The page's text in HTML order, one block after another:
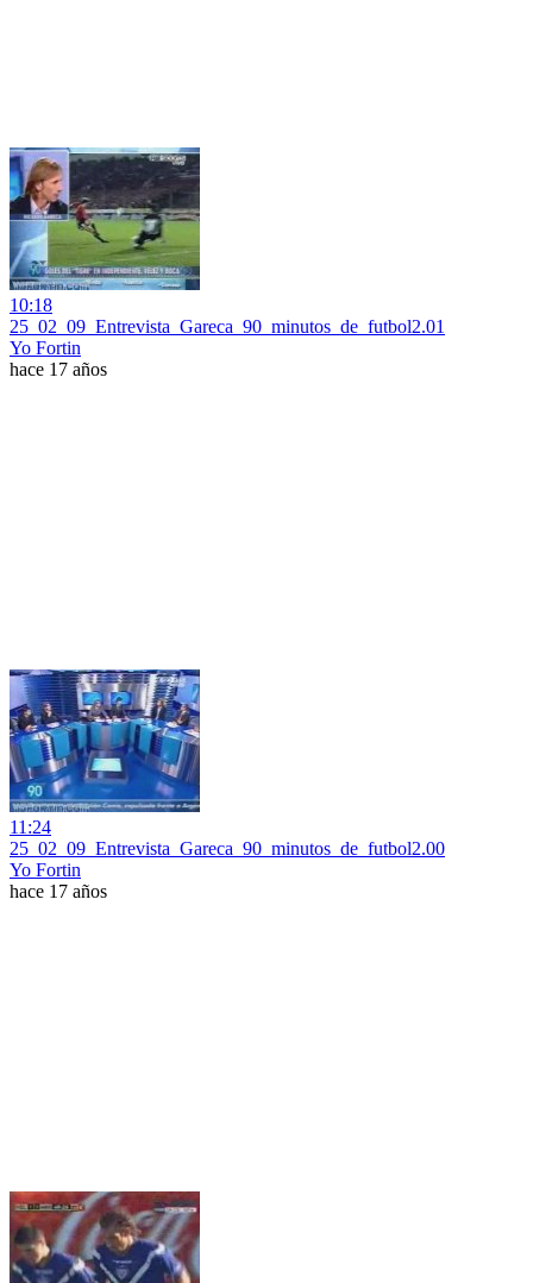
10:18
25_02_09_Entrevista_Gareca_90_minutos_de_futbol2.01
Yo Fortin
hace 17 años
11:24
25_02_09_Entrevista_Gareca_90_minutos_de_futbol2.00
Yo Fortin
hace 17 años